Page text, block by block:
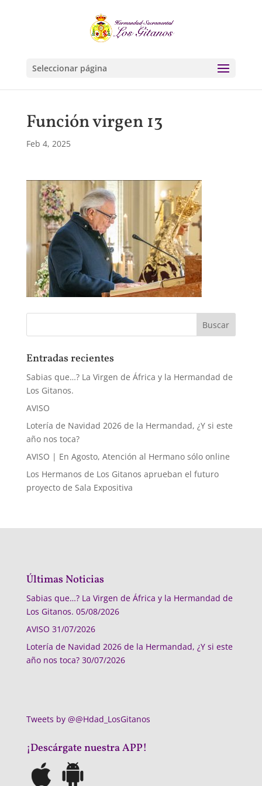
Seleccionar página
Función virgen 13
Feb 4, 2025
Entradas recientes
Sabias que…? La Virgen de África y la Hermandad de
Los Gitanos.
AVISO
Lotería de Navidad 2026 de la Hermandad, ¿Y si este
año nos toca?
AVISO | En Agosto, Atención al Hermano sólo online
Los Hermanos de Los Gitanos aprueban el futuro
proyecto de Sala Expositiva
Últimas Noticias
Sabias que…? La Virgen de África y la Hermandad de
Los Gitanos. 05/08/2026
AVISO 31/07/2026
Lotería de Navidad 2026 de la Hermandad, ¿Y si este
año nos toca? 30/07/2026
Tweets by @@Hdad_LosGitanos
¡Descárgate nuestra APP!